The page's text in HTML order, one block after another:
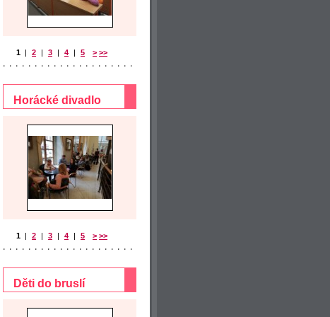
1 | 2 | 3 | 4 | 5 > >>
Horácké divadlo
1 | 2 | 3 | 4 | 5 > >>
Děti do bruslí